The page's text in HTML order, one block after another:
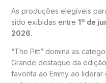
As produções elegíveis
sido exibidas entre 1º de
2026.
“The Pitt” domina as
Grande destaque da edição,
favorita ao Emmy ao